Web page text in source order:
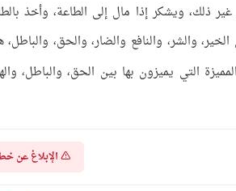
ذلك، ويشكر إذا مال إلى الطاعة، وأخذ
والشر، والنافع والضار، والحق، والباطل،
التي يميزون بها بين الحق، والباطل،
الإبلاغ عن